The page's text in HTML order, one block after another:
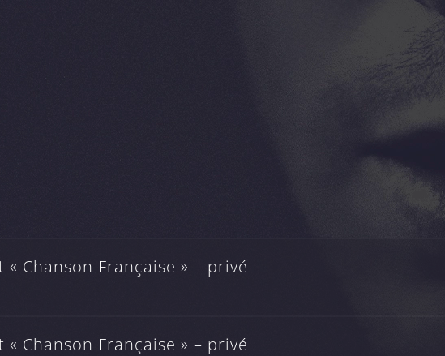
« Chanson Française » – privé
« Chanson Française » – privé